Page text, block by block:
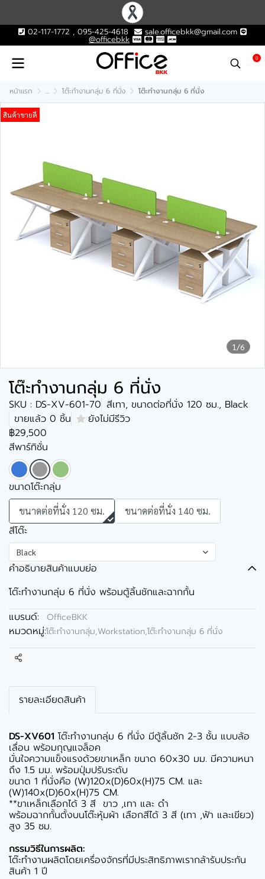
02-117-1772 , 095-425-4618 sale.officebkk@gmail.com
@officebkk
0
หน้าแรก ... โต๊ะทำงานกลุ่ม 6 ที่นั่ง โต๊ะทำงานกลุ่ม 6 ที่นั่ง
1/6
สินค้าขายดี
โต๊ะทำงานกลุ่ม 6 ที่นั่ง
SKU : DS-XV-601-70 สีเทา, ขนาดต่อที่นั่ง 120 ซม., Black
ขายแล้ว 0 ชิ้น
ยังไม่มีรีวิว
฿29,500
สีพาร์ทิชั่น
ขนาดโต๊ะกลุ่ม
ขนาดต่อที่นั่ง 120 ซม. ขนาดต่อที่นั่ง 140 ซม.
สีโต๊ะ
Black
คำอธิบายสินค้าแบบย่อ
โต๊ะทำงานกลุ่ม 6 ที่นั่ง พร้อมตู้ลิ้นชักและฉากกั้น
แบรนด์:
OfficeBKK
หมวดหมู่:โต๊ะทำงานกลุ่ม,Workstation,โต๊ะทำงานกลุ่ม 6 ที่นั่ง
แชร์
รายละเอียดสินค้า
DS-XV601 โต๊ะทำงานกลุ่ม 6 ที่นั่ง มีตู้ลิ้นชัก 2-3 ชั้น แบบล้อ
เลื่อน พร้อมกุญแจล็อค
มั่นใจความแข็งแรงด้วยขาเหล็ก ขนาด 60x30 มม. มีความหนา
ถึง 1.5 มม. พร้อมปุ่มปรับระดับ
ขนาด 1 ที่นั่งคือ (W)120x(D)60x(H)75 CM. และ
(W)140x(D)60x(H)75 CM.
**ขาเหล็กเลือกได้ 3 สี ขาว ,เทา และ ดำ
พร้อมฉากกั้นตั้งบนโต๊ะหุ้มผ้า เลือกสีได้ 3 สี (เทา ,ฟ้า และเขียว)
สูง 35 ซม.
กรรมวิธีในการผลิต:
โต๊ะทำงานผลิตโดยเครื่องจักรที่มีประสิทธิภาพเรากล้ารับประกัน
สินค้า 1 ปี